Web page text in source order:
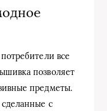
все
позволяет
предметы.
с